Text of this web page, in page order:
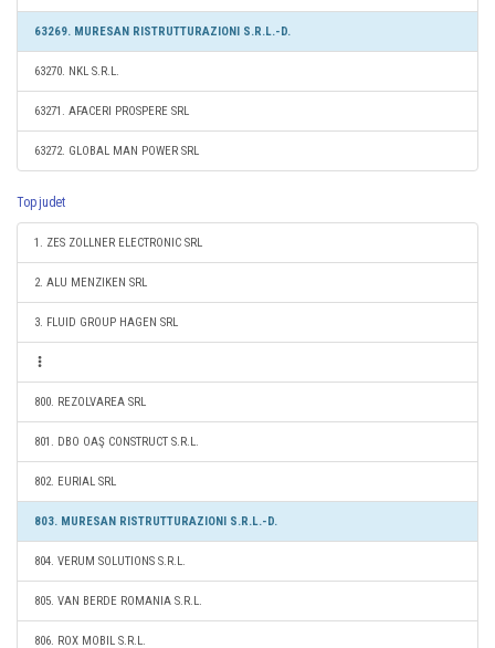
63269. MURESAN RISTRUTTURAZIONI S.R.L.-D.
63270. NKL S.R.L.
63271. AFACERI PROSPERE SRL
63272. GLOBAL MAN POWER SRL
Top judet
1. ZES ZOLLNER ELECTRONIC SRL
2. ALU MENZIKEN SRL
3. FLUID GROUP HAGEN SRL
800. REZOLVAREA SRL
801. DBO OAŞ CONSTRUCT S.R.L.
802. EURIAL SRL
803. MURESAN RISTRUTTURAZIONI S.R.L.-D.
804. VERUM SOLUTIONS S.R.L.
805. VAN BERDE ROMANIA S.R.L.
806. ROX MOBIL S.R.L.